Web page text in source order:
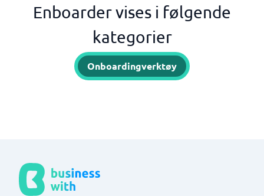
Enboarder vises i følgende
kategorier
Onboardingverktøy